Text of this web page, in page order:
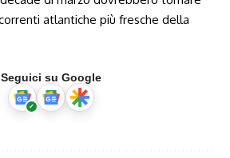
atlantiche più fresche della
Seguici su Google